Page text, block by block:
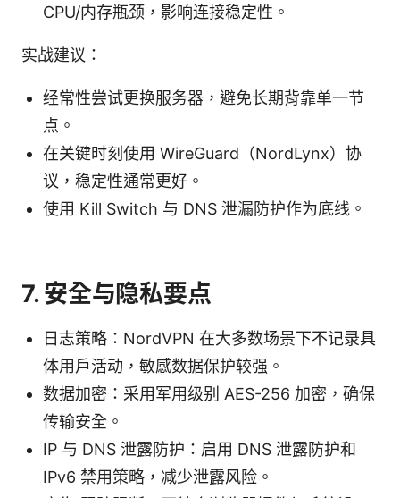
CPU/内存瓶颈，影响连接稳定性。
实战建议：
经常性尝试更换服务器，避免长期背靠单一节
点。
在关键时刻使用 WireGuard（NordLynx）协
议，稳定性通常更好。
使用 Kill Switch 与 DNS 泄漏防护作为底线。
7. 安全与隐私要点
日志策略：NordVPN 在大多数场景下不记录具
体用户活动，敏感数据保护较强。
数据加密：采用军用级别 AES-256 加密，确保
传输安全。
IP 与 DNS 泄露防护：启用 DNS 泄露防护和
IPv6 禁用策略，减少泄露风险。